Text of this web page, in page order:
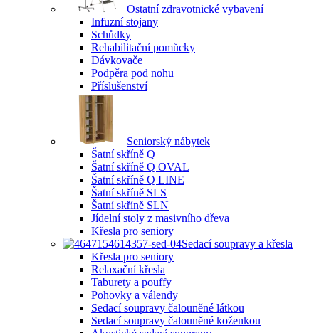
Ostatní zdravotnické vybavení
Infuzní stojany
Schůdky
Rehabilitační pomůcky
Dávkovače
Podpěra pod nohu
Příslušenství
Seniorský nábytek
Šatní skříně Q
Šatní skříně Q OVAL
Šatní skříně Q LINE
Šatní skříně SLS
Šatní skříně SLN
Jídelní stoly z masivního dřeva
Křesla pro seniory
Sedací soupravy a křesla
Křesla pro seniory
Relaxační křesla
Taburety a pouffy
Pohovky a válendy
Sedací soupravy čalouněné látkou
Sedací soupravy čalouněné koženkou